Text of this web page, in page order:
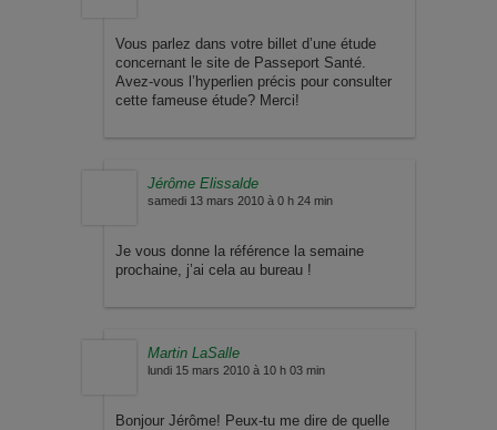
Vous parlez dans votre billet d’une étude
concernant le site de Passeport Santé.
Avez-vous l’hyperlien précis pour consulter
cette fameuse étude? Merci!
Jérôme Elissalde
samedi 13 mars 2010 à 0 h 24 min
Je vous donne la référence la semaine
prochaine, j’ai cela au bureau !
Martin LaSalle
lundi 15 mars 2010 à 10 h 03 min
Bonjour Jérôme! Peux-tu me dire de quelle